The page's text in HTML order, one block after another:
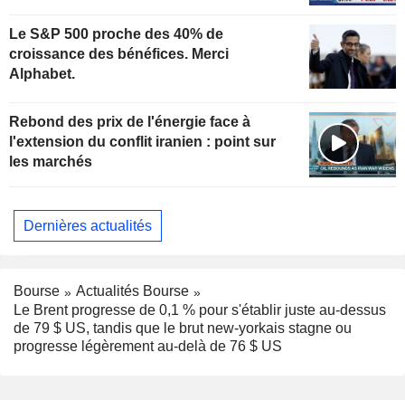
Le S&P 500 proche des 40% de
croissance des bénéfices. Merci
Alphabet.
Rebond des prix de l'énergie face à
l'extension du conflit iranien : point sur
les marchés
Dernières actualités
Bourse
Actualités Bourse
Le Brent progresse de 0,1 % pour s'établir juste au-dessus
de 79 $ US, tandis que le brut new-yorkais stagne ou
progresse légèrement au-delà de 76 $ US